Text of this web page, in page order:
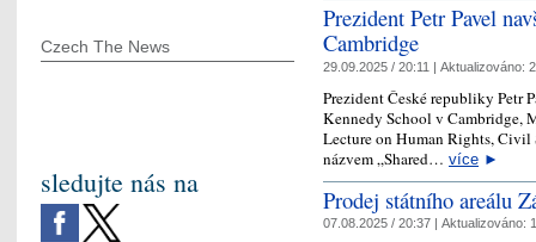
Prezident Petr Pavel
Cambridge
29.09.2025 / 20:11 | Aktualizováno:
Prezident České republiky Petr
Kennedy School v Cambridge,
Lecture on Human Rights, Civil
názvem „Shared… více ►
Prodej státního areálu
07.08.2025 / 20:37 | Aktualizováno:
Czech The News
sledujte nás na